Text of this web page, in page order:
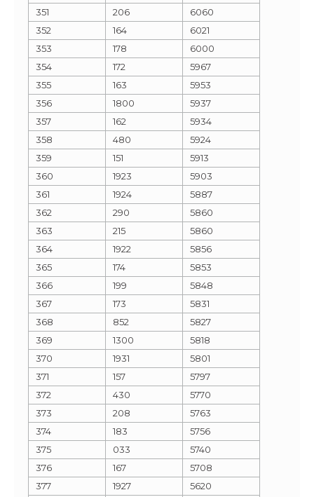
351
206
6060
352
164
6021
353
178
6000
354
172
5967
355
163
5953
356
1800
5937
357
162
5934
358
480
5924
359
151
5913
360
1923
5903
361
1924
5887
362
290
5860
363
215
5860
364
1922
5856
365
174
5853
366
199
5848
367
173
5831
368
852
5827
369
1300
5818
370
1931
5801
371
157
5797
372
430
5770
373
208
5763
374
183
5756
375
033
5740
376
167
5708
377
1927
5620